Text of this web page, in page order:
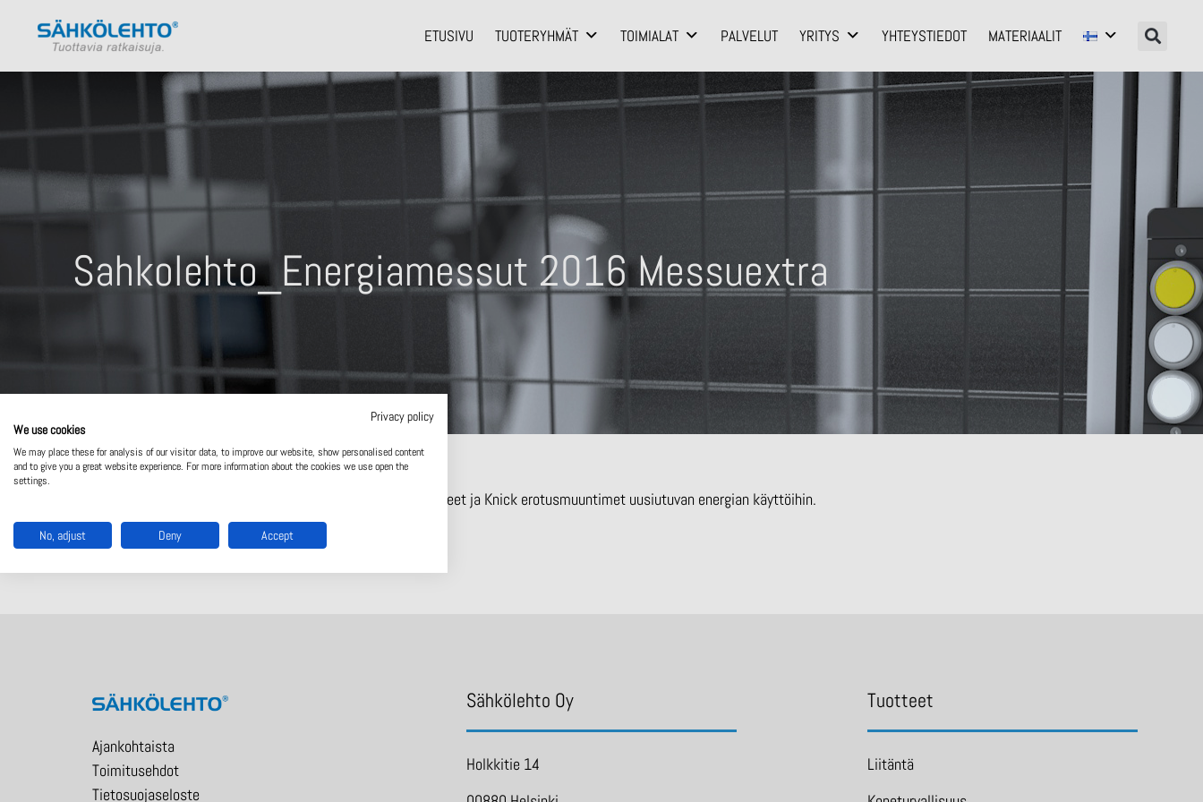
ETUSIVU TUOTERYHMÄT TOIMIALAT PALVELUT YRITYS YHTEYSTIEDOT MATERIAALIT
Sahkolehto_Energiamessut 2016 Messuextra
Lehdessä eaitellään uusimmat viZaar videoskoopit sekä DOLD releet ja Knick erotusmuuntimet uusiutuvan energian käyttöihin.
Lataa tästä
Ajankohtaista
Toimitusehdot
Tietosuojaseloste
Sähkölehto Oy
Holkkitie 14
Tuotteet
Liitäntä
Privacy policy
We use cookies
We may place these for analysis of our visitor data, to improve our website, show personalised content
and to give you a great website experience. For more information about the cookies we use open the
settings.
No, adjust Deny Accept